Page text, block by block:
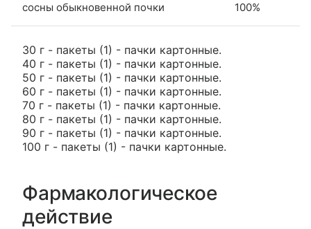
сосны обыкновенной почки 100%
30 г - пакеты (1) - пачки картонные.
40 г - пакеты (1) - пачки картонные.
50 г - пакеты (1) - пачки картонные.
60 г - пакеты (1) - пачки картонные.
70 г - пакеты (1) - пачки картонные.
80 г - пакеты (1) - пачки картонные.
90 г - пакеты (1) - пачки картонные.
100 г - пакеты (1) - пачки картонные.
Фармакологическое
действие